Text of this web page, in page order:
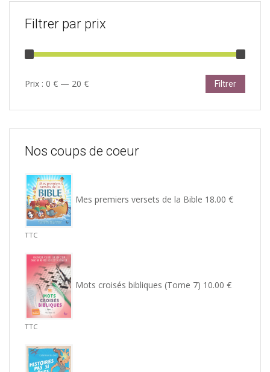
Filtrer par prix
Prix
Prix
Filtrer
Prix : 0 € — 20 €
Nos coups de coeur
Mes premiers versets de la Bible 18.00 €
TTC
Mots croisés bibliques (Tome 7) 10.00 €
TTC